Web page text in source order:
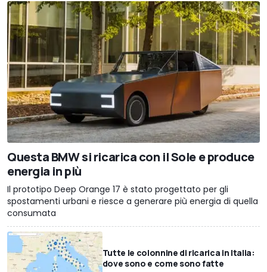
Questa BMW si ricarica con il Sole e produce
energia in più
Il prototipo Deep Orange 17 è stato progettato per gli
spostamenti urbani e riesce a generare più energia di quella
consumata
Tutte le colonnine di ricarica in Italia:
dove sono e come sono fatte